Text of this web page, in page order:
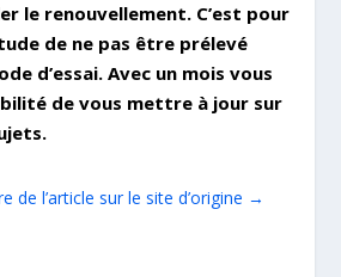
le renouvellement. C’est pour
de ne pas être prélevé
d’essai. Avec un mois vous
de vous mettre à jour sur
de l’article sur le site d’origine →